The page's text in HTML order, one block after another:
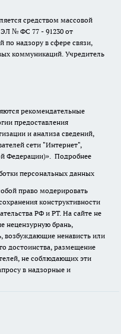
средством массовой
№ ФС 77 - 91230 от
по надзору в сфере связи,
коммуникаций. Учредитель
рекомендательные
предоставления
и анализа сведений,
сети "Интернет",
Федерации)». Подробнее
персональных данных
право модерировать
конструктивности
РФ и РТ. На сайте не
нецензурную брань,
ненависть или
достоинства, размещение
не соблюдающих эти
в надзорные и